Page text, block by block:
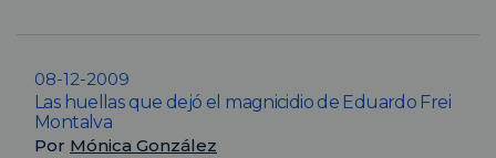
08-12-2009
Las huellas que dejó el magnicidio de Eduardo Frei
Montalva
Por Mónica González